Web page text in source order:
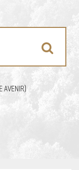
AVENIR)